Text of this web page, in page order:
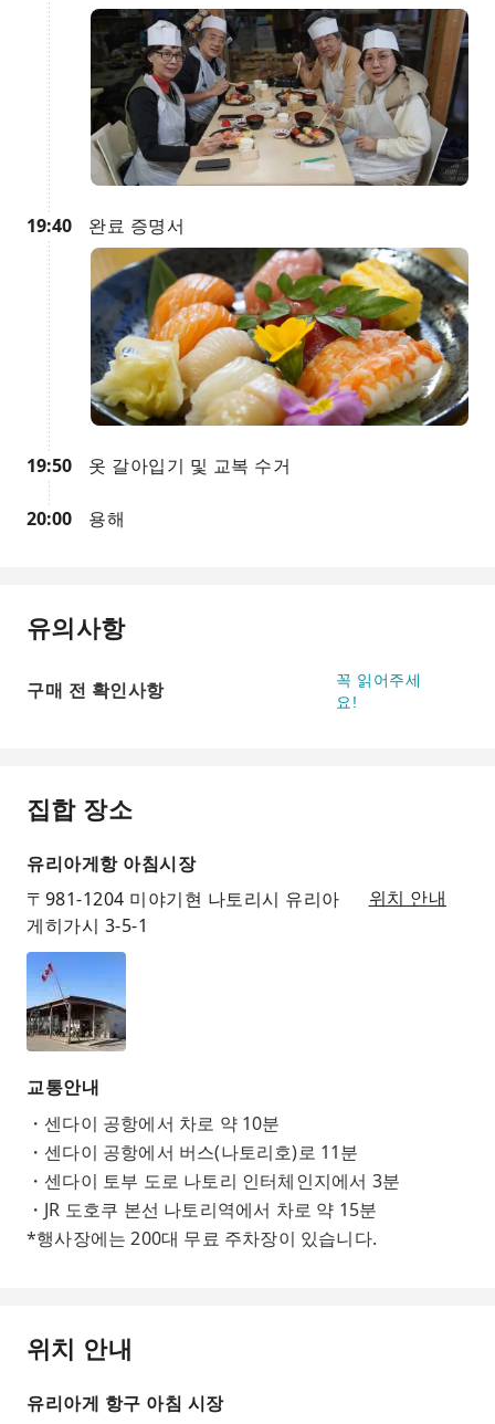
19:40 완료 증명서
19:50 옷 갈아입기 및 교복 수거
20:00 용해
유의사항
구매 전 확인사항
꼭 읽어주세
요!
집합 장소
유리아게항 아침시장
〒981-1204 미야기현 나토리시 유리아
게히가시 3-5-1
위치 안내
교통안내
・센다이 공항에서 차로 약 10분
・센다이 공항에서 버스(나토리호)로 11분
・센다이 토부 도로 나토리 인터체인지에서 3분
・JR 도호쿠 본선 나토리역에서 차로 약 15분
*행사장에는 200대 무료 주차장이 있습니다.
위치 안내
유리아게 항구 아침 시장